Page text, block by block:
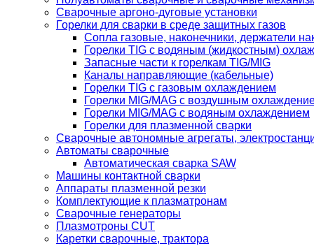
Сварочные аргоно-дуговые установки
Горелки для сварки в среде защитных газов
Сопла газовые, наконечники, держатели
Горелки TIG с водяным (жидкостным)
Запасные части к горелкам TIG/MIG
Каналы направляющие (кабельные)
Горелки TIG с газовым охлаждением
Горелки MIG/MAG с воздушным
Горелки MIG/MAG с водяным охлаждением
Горелки для плазменной сварки
Сварочные автономные агрегаты,
Автоматы сварочные
Автоматическая сварка SAW
Машины контактной сварки
Аппараты плазменной резки
Комплектующие к плазматронам
Сварочные генераторы
Плазмотроны CUT
Каретки сварочные, трактора